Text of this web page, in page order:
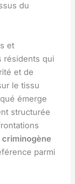
du
et
résidents qui
et de
le tissu
émerge
structurée
criminogène
parmi